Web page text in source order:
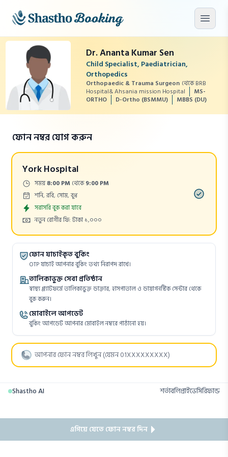
মেনু
Dr. Ananta Kumar Sen
Child Specialist, Paediatrician,
Orthopedics
Orthopaedic & Trauma Surgeon থেকে BRB
Hospital& Ahsania mission Hospital
MS-
ORTHO
D-Ortho (BSMMU) MBBS (DU)
ফোন নম্বর যোগ করুন
York Hospital
Time:সময়8:00 PM থেকে9:00 PM
Days:শনি, রবি, সোম, বুধ
Appointment
সরাসরি বুক করা যাবে
Cost:নতুন রোগীর ফি: টাকা ১,০০০
ফোন যাচাইকৃত বুকিং
OTP যাচাই আপনার বুকিং তথ্য নিরাপদ রাখে।
তালিকাভুক্ত সেবা প্রতিষ্ঠান
স্বাস্থ্য প্ল্যাটফর্মে তালিকাভুক্ত ডাক্তার, হাসপাতাল ও ডায়াগনস্টিক সেন্টার থেকে
বুক করুন।
মোবাইলে আপডেট
বুকিং আপডেট আপনার মোবাইল নম্বরে পাঠানো হয়।
এগিয়ে যেতে ফোন নম্বর দিন
Shastho AI শর্তাবলিপ্রাইভেসিরিফান্ড